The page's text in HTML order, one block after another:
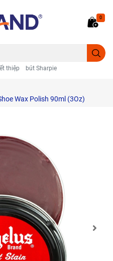
thiệp bút Sharpie
0
Wax Polish 90ml (3Oz)